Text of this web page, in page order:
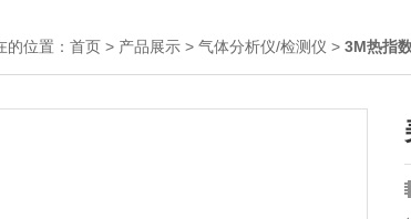
的位置： 首页 > 产品展示 > 气体分析仪/检测仪 > 3M热指